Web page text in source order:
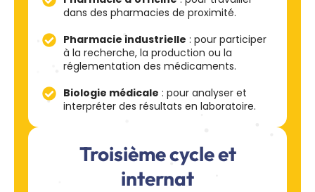
dans des pharmacies de proximité.
Pharmacie industrielle : pour participer
à la recherche, la production ou la
réglementation des médicaments.
Biologie médicale : pour analyser et
interpréter des résultats en laboratoire.
Troisième cycle et
internat